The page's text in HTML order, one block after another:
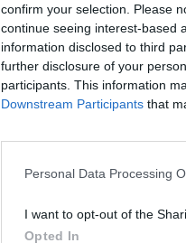
confirm your selection. Please
continue seeing interest-based
information disclosed to third
further disclosure of your
participants. This information
Downstream Participants that
Personal Data Processing
I want to opt-out of the
Opted In
Οι αρχές θα έχουν
ζητήσουν από